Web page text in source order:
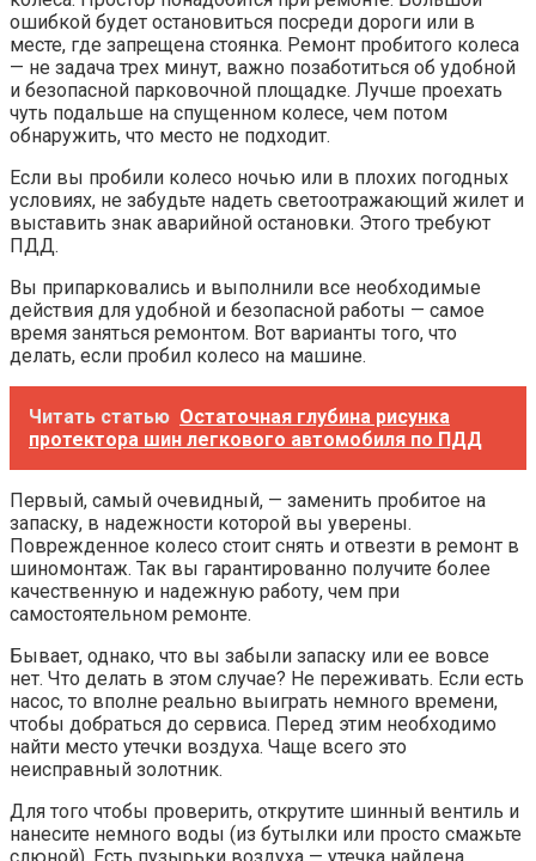
ошибкой будет остановиться посреди дороги или в
месте, где запрещена стоянка. Ремонт пробитого колеса
— не задача трех минут, важно позаботиться об удобной
и безопасной парковочной площадке. Лучше проехать
чуть подальше на спущенном колесе, чем потом
обнаружить, что место не подходит.
Если вы пробили колесо ночью или в плохих погодных
условиях, не забудьте надеть светоотражающий жилет и
выставить знак аварийной остановки. Этого требуют
ПДД.
Вы припарковались и выполнили все необходимые
действия для удобной и безопасной работы — самое
время заняться ремонтом. Вот варианты того, что
делать, если пробил колесо на машине.
Читать статью Остаточная глубина рисунка
протектора шин легкового автомобиля по ПДД
Первый, самый очевидный, — заменить пробитое на
запаску, в надежности которой вы уверены.
Поврежденное колесо стоит снять и отвезти в ремонт в
шиномонтаж. Так вы гарантированно получите более
качественную и надежную работу, чем при
самостоятельном ремонте.
Бывает, однако, что вы забыли запаску или ее вовсе
нет. Что делать в этом случае? Не переживать. Если есть
насос, то вполне реально выиграть немного времени,
чтобы добраться до сервиса. Перед этим необходимо
найти место утечки воздуха. Чаще всего это
неисправный золотник.
Для того чтобы проверить, открутите шинный вентиль и
нанесите немного воды (из бутылки или просто смажьте
слюной). Есть пузырьки воздуха — утечка найдена.